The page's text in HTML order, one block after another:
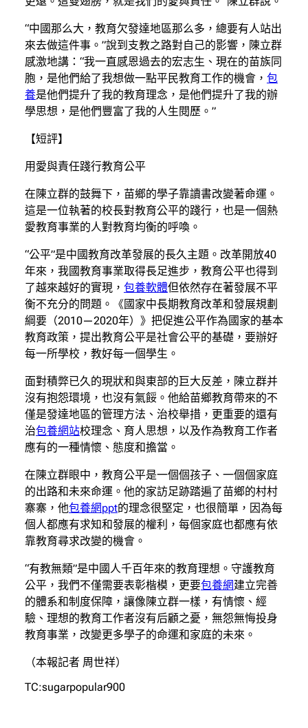
“中國那么大，教育欠發達地區那么多，總要有人站出
來去做這件事。”說到支教之路對自己的影響，陳立群
感激地講：“我一直感恩過去的宏志生、現在的苗族同
胞，是他們給了我想做一點平民教育工作的機會， 包
養是他們提升了我的教育理念，是他們提升了我的辦
學思想，是他們豐富了我的人生閱歷。”
【短評】
用愛與責任踐行教育公平
在陳立群的鼓舞下，苗鄉的學子靠讀書改變著命運。
這是一位執著的校長對教育公平的踐行，也是一個熱
愛教育事業的人對教育均衡的呼喚。
“公平”是中國教育改革發展的長久主題。改革開放40
年來，我國教育事業取得長足進步，教育公平也得到
了越來越好的實現， 包養軟體但依然存在著發展不平
衡不充分的問題。《國家中長期教育改革和發展規劃
綱要（2010—2020年）》把促進公平作為國家的基本
教育政策，提出教育公平是社會公平的基礎，要辦好
每一所學校，教好每一個學生。
面對積弊已久的現狀和與東部的巨大反差，陳立群并
沒有抱怨環境，也沒有氣餒。他給苗鄉教育帶來的不
僅是發達地區的管理方法、治校舉措，更重要的還有
治包養網站校理念、育人思想，以及作為教育工作者
應有的一種情懷、態度和擔當。
在陳立群眼中，教育公平是一個個孩子、一個個家庭
的出路和未來命運。他的家訪足跡踏遍了苗鄉的村村
寨寨，他包養網ppt的理念很堅定，也很簡單，因為每
個人都應有求知和發展的權利，每個家庭也都應有依
靠教育尋求改變的機會。
“有教無類”是中國人千百年來的教育理想。守護教育
公平，我們不僅需要表彰楷模，更要包養網建立完善
的體系和制度保障，讓像陳立群一樣，有情懷、經
驗、理想的教育工作者沒有后顧之憂，無怨無悔投身
教育事業，改變更多學子的命運和家庭的未來。
（本報記者 周世祥）
TC:sugarpopular900